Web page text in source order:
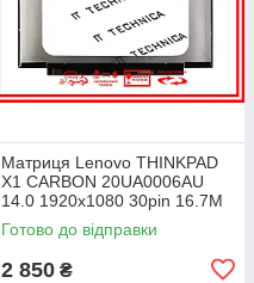
Матриця Lenovo THINKPAD
X1 CARBON 20UA0006AU
14.0 1920x1080 30pin 16.7M
45% NTSC 300 cd/m² для
ноутбука
Готово до відправки
2 850 ₴